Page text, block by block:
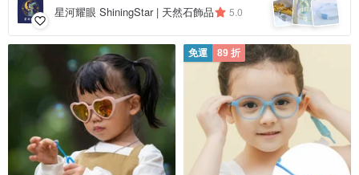
星河耀眼 ShiningStar | 天然石飾品 5.0
免運 89 折